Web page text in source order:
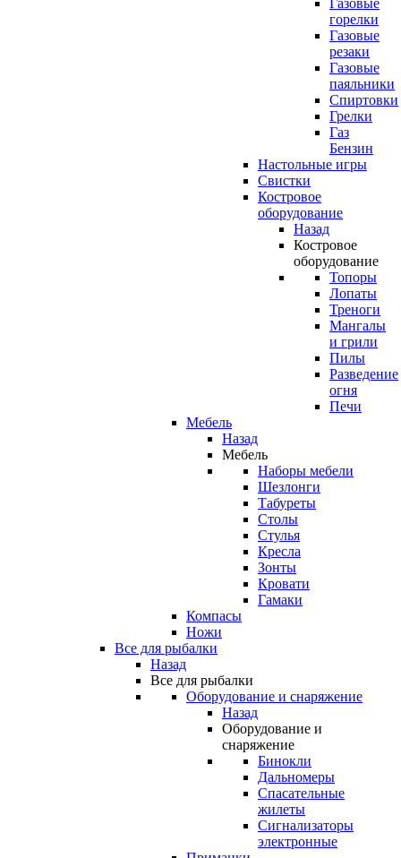
Газовые
горелки
Газовые
резаки
Газовые
паяльники
Спиртовки
Грелки
Газ
Бензин
Настольные игры
Свистки
Костровое
оборудование
Назад
Костровое
оборудование
Топоры
Лопаты
Треноги
Мангалы
и грили
Пилы
Разведение
огня
Печи
Мебель
Назад
Мебель
Наборы мебели
Шезлонги
Табуреты
Столы
Стулья
Кресла
Зонты
Кровати
Гамаки
Компасы
Ножи
Все для рыбалки
Назад
Все для рыбалки
Оборудование и снаряжение
Назад
Оборудование и
снаряжение
Бинокли
Дальномеры
Спасательные
жилеты
Сигнализаторы
электронные